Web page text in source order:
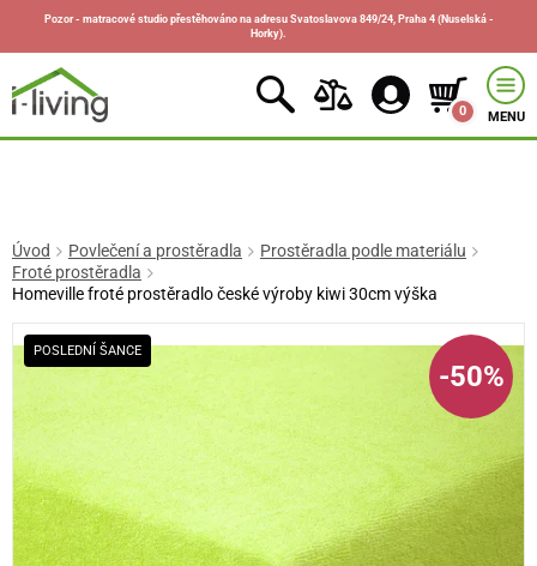
Pozor - matracové studio přestěhováno na adresu Svatoslavova 849/24, Praha 4 (Nuselská -
Horky).
0 MENU
Úvod Povlečení a prostěradla
Prostěradla podle materiálu
Froté prostěradla
Homeville froté prostěradlo české výroby kiwi 30cm výška
POSLEDNÍ ŠANCE
-50%